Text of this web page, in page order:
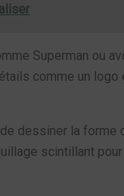
Superman ou
comme un
dessiner la forme
scintillant